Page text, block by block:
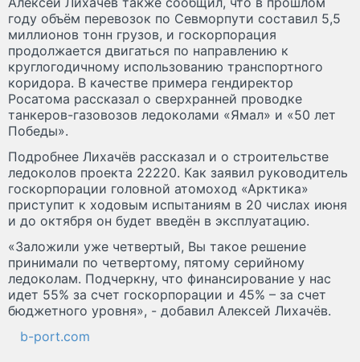
году объём перевозок по Севморпути составил 5,5
миллионов тонн грузов, и госкорпорация
продолжается двигаться по направлению к
круглогодичному использованию транспортного
коридора. В качестве примера гендиректор
Росатома рассказал о сверхранней проводке
танкеров-газовозов ледоколами «Ямал» и «50 лет
Победы».
Подробнее Лихачёв рассказал и о строительстве
ледоколов проекта 22220. Как заявил руководитель
госкорпорации головной атомоход «Арктика»
приступит к ходовым испытаниям в 20 числах июня
и до октября он будет введён в эксплуатацию.
«Заложили уже четвертый, Вы такое решение
принимали по четвертому, пятому серийному
ледоколам. Подчеркну, что финансирование у нас
идет 55% за счет госкорпорации и 45% – за счет
бюджетного уровня», - добавил Алексей Лихачёв.
b-port.com